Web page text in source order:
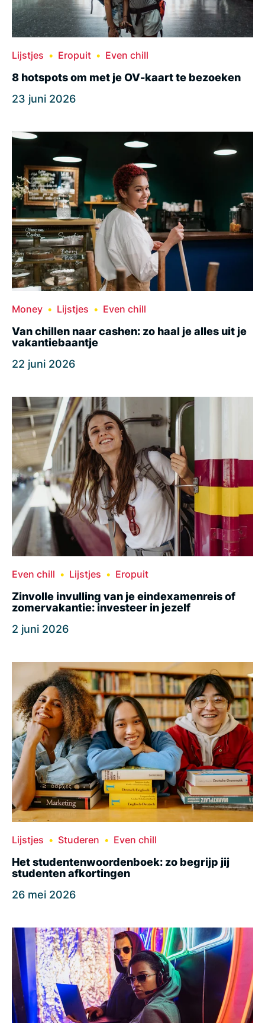
Lijstjes Eropuit Even chill
8 hotspots om met je OV-kaart te bezoeken
23 juni 2026
Money Lijstjes Even chill
Van chillen naar cashen: zo haal je alles uit je
vakantiebaantje
22 juni 2026
Even chill Lijstjes Eropuit
Zinvolle invulling van je eindexamenreis of
zomervakantie: investeer in jezelf
2 juni 2026
Lijstjes Studeren Even chill
Het studentenwoordenboek: zo begrijp jij
studenten afkortingen
26 mei 2026